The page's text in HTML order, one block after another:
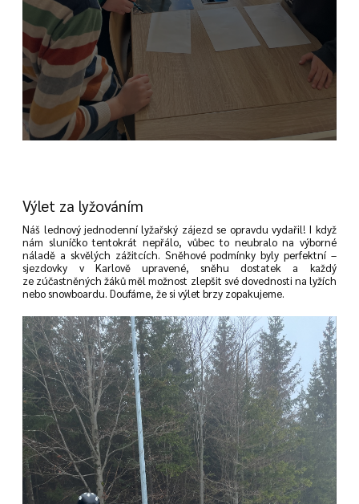
Výlet za lyžováním
Náš lednový jednodenní lyžařský zájezd se opravdu vydařil! I když
nám sluníčko tentokrát nepřálo, vůbec to neubralo na výborné
náladě a skvělých zážitcích. Sněhové podmínky byly perfektní –
sjezdovky v Karlově upravené, sněhu dostatek a každý
ze zúčastněných žáků měl možnost zlepšit své dovednosti na lyžích
nebo snowboardu. Doufáme, že si výlet brzy zopakujeme.